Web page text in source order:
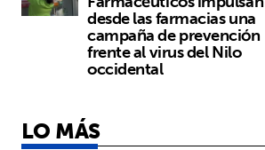
desde las farmacias una
campaña de prevención
frente al virus del Nilo
occidental
LO MÁS